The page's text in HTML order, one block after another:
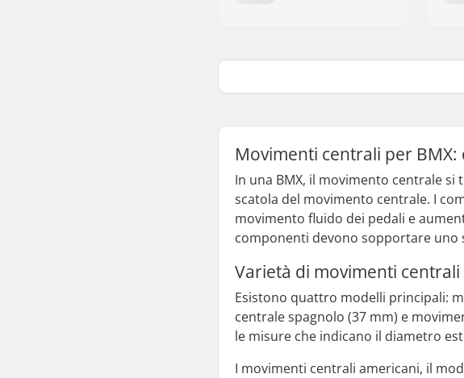
Movimenti centrali per
In una BMX, il movimento centrale
scatola del movimento centrale. I
movimento fluido dei pedali e
componenti devono sopportare uno
Varietà di movimenti centrali
Esistono quattro modelli principali:
centrale spagnolo (37 mm) e
le misure che indicano il diametro
I movimenti centrali americani, il